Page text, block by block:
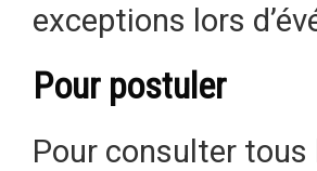
exceptions lors
Pour postuler
Pour consulter tous